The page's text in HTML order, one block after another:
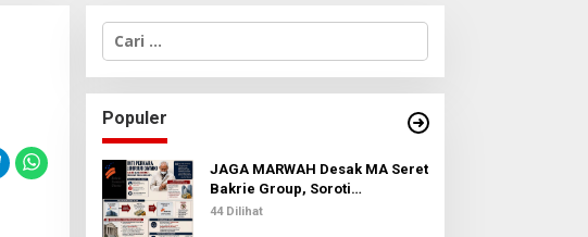
C
i
u
n
t
u
:
Populer
JAGA MARWAH Desak MA Seret
Bakrie Group, Soroti
Kejanggalan Vonis Kasus PET
44 Dilihat